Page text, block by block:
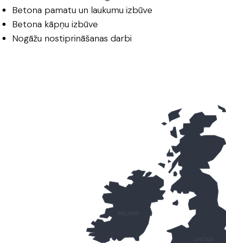
Betona pamatu un laukumu izbūve
Betona kāpņu izbūve
Nogāžu nostiprināšanas darbi